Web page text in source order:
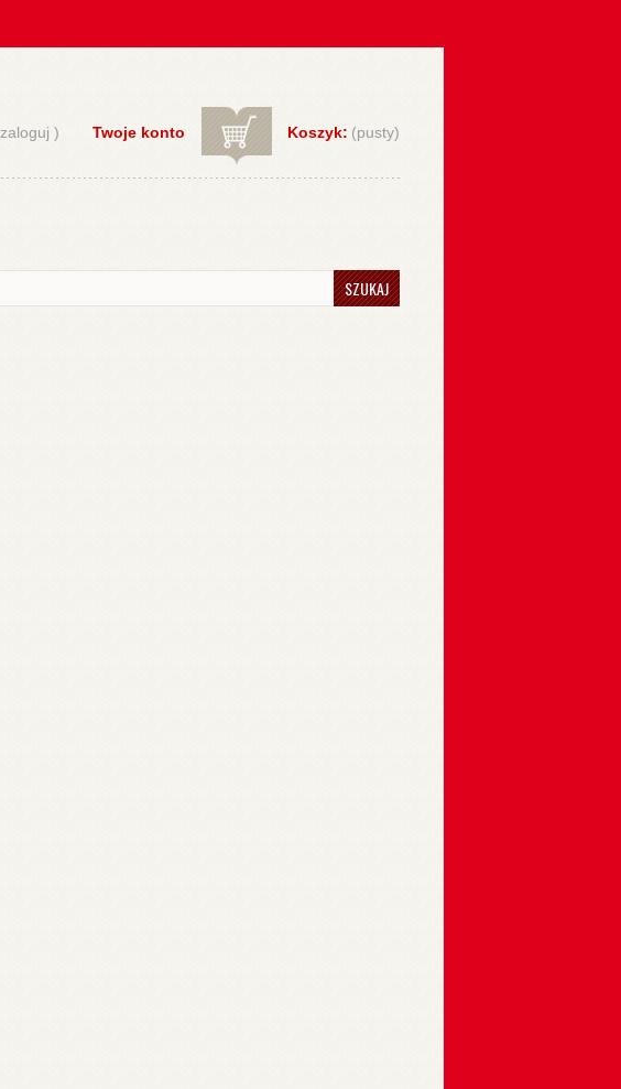
Koszyk: (pusty)
Twoje konto
zaloguj )
SZUKAJ